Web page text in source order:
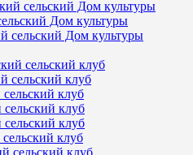
сельский Дом культуры
Дом культуры
сельский Дом культуры
сельский клуб
сельский клуб
клуб
клуб
клуб
клуб